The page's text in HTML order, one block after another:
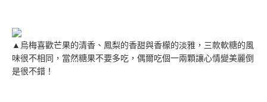
▲烏梅喜歡芒果的清香、鳳梨的香甜與香檬的淡雅，三款軟糖的風
味很不相同，當然糖果不要多吃，偶爾吃個一兩顆讓心情變美麗倒
是很不錯！